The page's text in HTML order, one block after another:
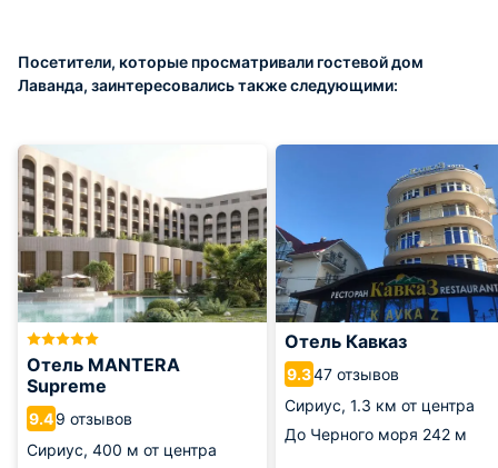
Посетители, которые просматривали гостевой дом
Лаванда, заинтересовались также следующими:
Отель MANTERA
Supreme
9.49 отзывов
Сириус, 400 м от центра
Отель Кавказ
9.347 отзывов
Сириус, 1.3 км от центра
До Черного моря 242 м